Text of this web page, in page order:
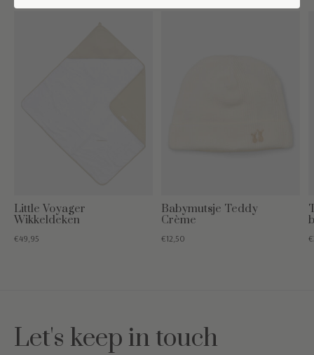
Little Voyager
Wikkeldeken
€49,95
Babymutsje Teddy
Crème
€12,50
Let's keep in touch